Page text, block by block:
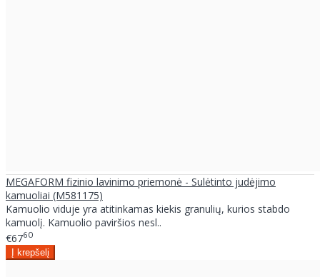
MEGAFORM fizinio lavinimo priemonė - Sulėtinto judėjimo
kamuoliai (M581175)
Kamuolio viduje yra atitinkamas kiekis granulių, kurios stabdo
kamuolį. Kamuolio paviršios nesl..
€6760